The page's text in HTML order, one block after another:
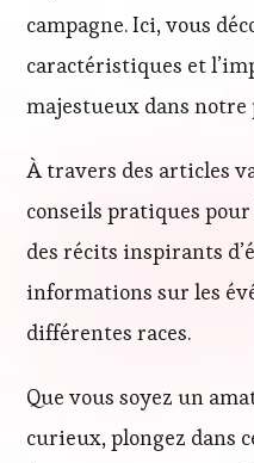
campagne. Ici, vous
caractéristiques et
majestueux dans
À travers des articles
conseils pratiques
des récits inspirants
informations sur les
différentes races.
Que vous soyez un
curieux, plongez dans